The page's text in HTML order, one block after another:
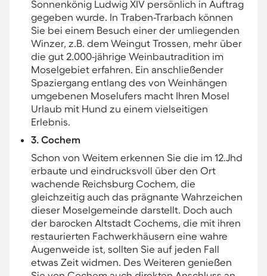
Sonnenkönig Ludwig XIV persönlich in Auftrag
gegeben wurde. In Traben-Trarbach können
Sie bei einem Besuch einer der umliegenden
Winzer, z.B. dem Weingut Trossen, mehr über
die gut 2.000-jährige Weinbautradition im
Moselgebiet erfahren. Ein anschließender
Spaziergang entlang des von Weinhängen
umgebenen Moselufers macht Ihren Mosel
Urlaub mit Hund zu einem vielseitigen
Erlebnis.
3. Cochem
Schon von Weitem erkennen Sie die im 12.Jhd
erbaute und eindrucksvoll über den Ort
wachende Reichsburg Cochem, die
gleichzeitig auch das prägnante Wahrzeichen
dieser Moselgemeinde darstellt. Doch auch
der barocken Altstadt Cochems, die mit ihren
restaurierten Fachwerkhäusern eine wahre
Augenweide ist, sollten Sie auf jeden Fall
etwas Zeit widmen. Des Weiteren genießen